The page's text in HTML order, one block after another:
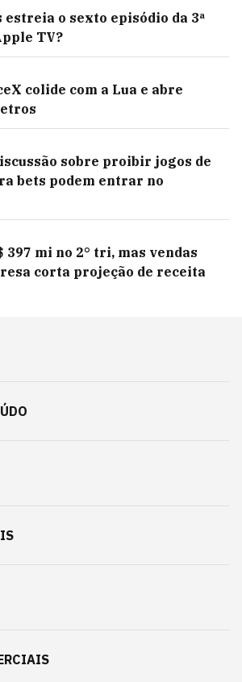
o sexto episódio da 3ª
TV?
colide com a Lua e abre
sobre proibir jogos de
bets podem entrar no
397 mi no 2° tri, mas vendas
corta projeção de receita